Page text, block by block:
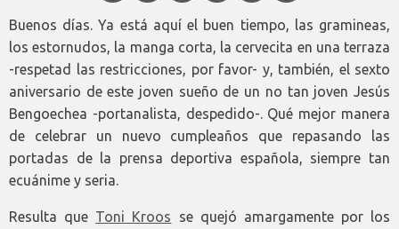
Buenos días. Ya está aquí el buen tiempo, las gramineas,
los estornudos, la manga corta, la cervecita en una terraza
-respetad las restricciones, por favor- y, también, el sexto
aniversario de este joven sueño de un no tan joven Jesús
Bengoechea -portanalista, despedido-. Qué mejor manera
de celebrar un nuevo cumpleaños que repasando las
portadas de la prensa deportiva española, siempre tan
ecuánime y seria.
Resulta que Toni Kroos se quejó amargamente por los